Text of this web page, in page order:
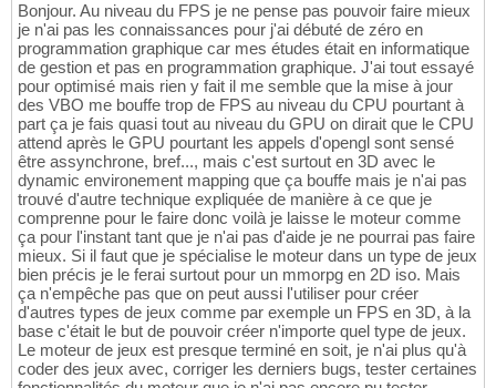
Bonjour. Au niveau du FPS je ne pense pas pouvoir faire mieux
je n'ai pas les connaissances pour j'ai débuté de zéro en
programmation graphique car mes études était en informatique
de gestion et pas en programmation graphique. J'ai tout essayé
pour optimisé mais rien y fait il me semble que la mise à jour
des VBO me bouffe trop de FPS au niveau du CPU pourtant à
part ça je fais quasi tout au niveau du GPU on dirait que le CPU
attend après le GPU pourtant les appels d'opengl sont sensé
être assynchrone, bref..., mais c'est surtout en 3D avec le
dynamic environement mapping que ça bouffe mais je n'ai pas
trouvé d'autre technique expliquée de manière à ce que je
comprenne pour le faire donc voilà je laisse le moteur comme
ça pour l'instant tant que je n'ai pas d'aide je ne pourrai pas faire
mieux. Si il faut que je spécialise le moteur dans un type de jeux
bien précis je le ferai surtout pour un mmorpg en 2D iso. Mais
ça n'empêche pas que on peut aussi l'utiliser pour créer
d'autres types de jeux comme par exemple un FPS en 3D, à la
base c'était le but de pouvoir créer n'importe quel type de jeux.
Le moteur de jeux est presque terminé en soit, je n'ai plus qu'à
coder des jeux avec, corriger les derniers bugs, tester certaines